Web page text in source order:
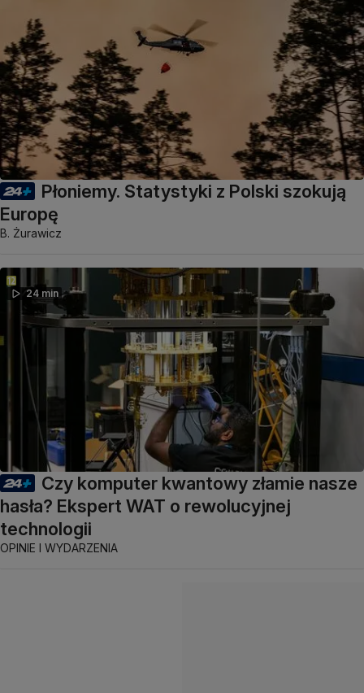
Płoniemy. Statystyki z Polski szokują
Europę
B. Żurawicz
24 min
Czy komputer kwantowy złamie nasze
hasła? Ekspert WAT o rewolucyjnej
technologii
OPINIE I WYDARZENIA